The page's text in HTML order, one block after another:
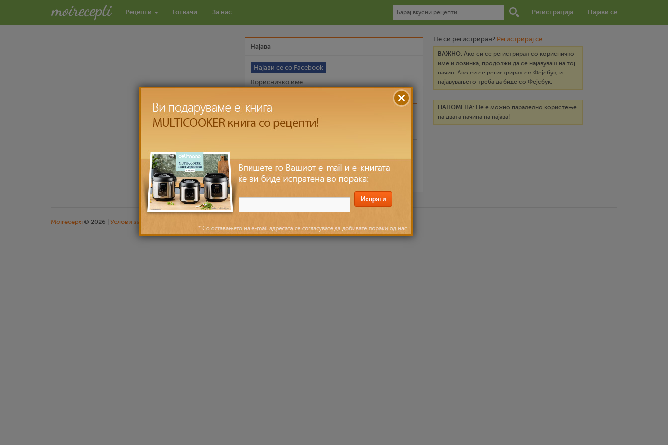
Рецепти Готвачи За нас Регистрација Најави се
Најава
Не си регистриран? Регистрирај се.
ВАЖНО: Ако си се регистрирал со корисничко
име и лозинка, продолжи да се најавуваш на тој
начин. Ако си се регистрирал со Фејсбук, и
најавувањето треба да биде со Фејсбук.
НАПОМЕНА: Не е можно паралелно користење
на двата начина на најава!
Најави се со Facebook
Корисничко име
Ја заборави лозинката?
Moirecepti © 2026 | Услови за користење